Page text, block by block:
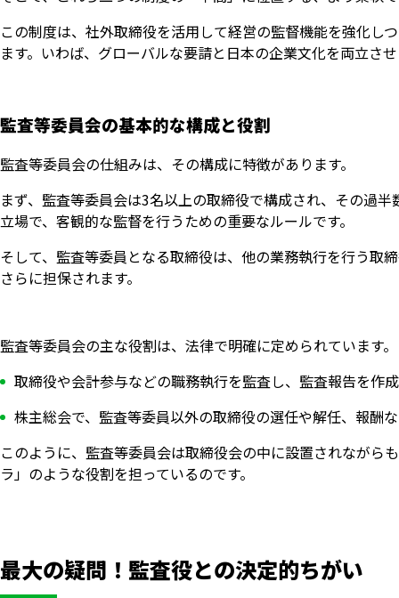
この制度は、社外取締役を活用して経営の監督機能を強化し
ます。いわば、グローバルな要請と日本の企業文化を両立さ
監査等委員会の基本的な構成と役割
監査等委員会の仕組みは、その構成に特徴があります。
まず、監査等委員会は3名以上の取締役で構成され、その過
立場で、客観的な監督を行うための重要なルールです。
そして、監査等委員となる取締役は、他の業務執行を行う取
さらに担保されます。
監査等委員会の主な役割は、法律で明確に定められています。
取締役や会計参与などの職務執行を監査し、監査報告を作
株主総会で、監査等委員以外の取締役の選任や解任、報酬
このように、監査等委員会は取締役会の中に設置されながら
ラ」のような役割を担っているのです。
最大の疑問！監査役との決定的ちがい